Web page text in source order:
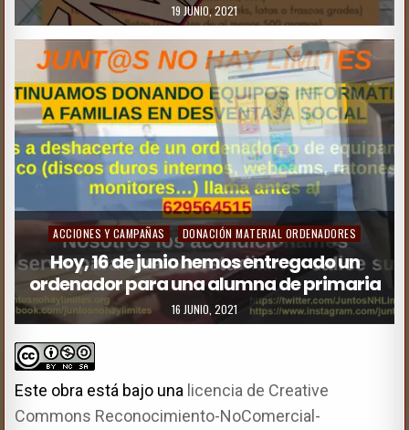
19 JUNIO, 2021
ACCIONES Y CAMPAÑAS DONACIÓN MATERIAL ORDENADORES
Hoy, 16 de junio hemos entregado un
ordenador para una alumna de primaria
16 JUNIO, 2021
Este obra está bajo una licencia de Creative
Commons Reconocimiento-NoComercial-